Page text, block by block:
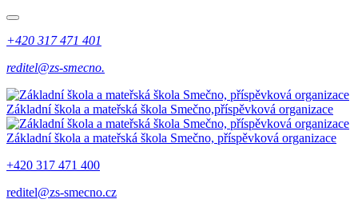
+420 317 471 401
reditel@zs-smecno.
Základní škola a mateřská škola Smečno,příspěvková organizace
Základní škola a mateřská škola Smečno, příspěvková organizace
+420 317 471 400
reditel@zs-smecno.cz